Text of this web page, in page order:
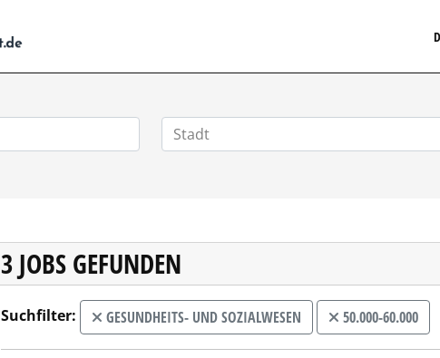
3 JOBS GEFUNDEN
Suchfilter: GESUNDHEITS- UND SOZIALWESEN 50.000-60.000